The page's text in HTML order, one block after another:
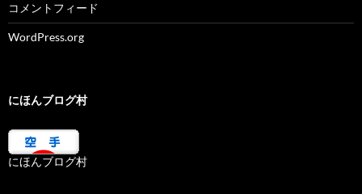
コメントフィード
WordPress.org
にほんブログ村
にほんブログ村